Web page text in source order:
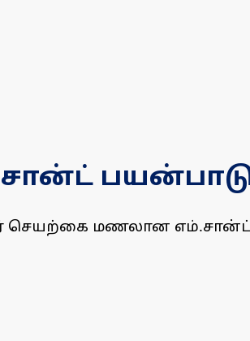
செயற்கை மணலான